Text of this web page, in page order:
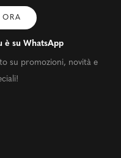
è su WhatsApp
su promozioni, novità e